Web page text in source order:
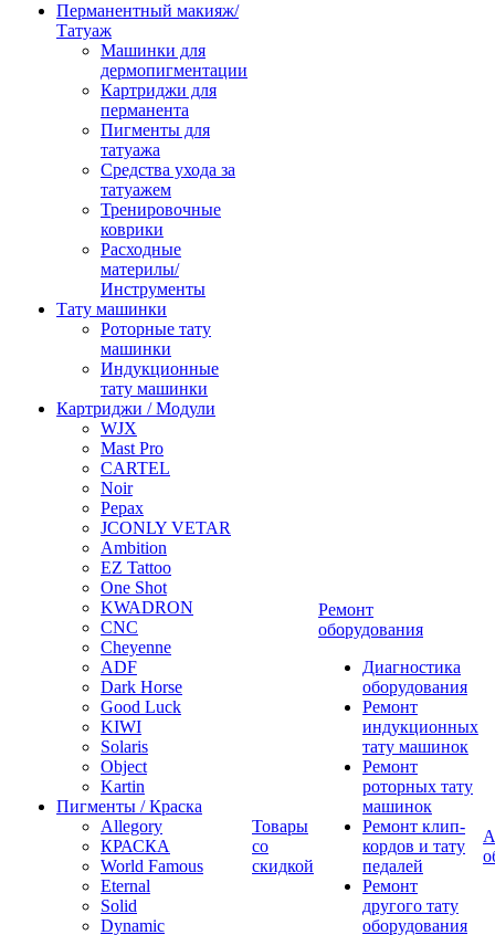
Перманентный макияж/
Татуаж
Машинки для
дермопигментации
Картриджи для
перманента
Пигменты для
татуажа
Средства ухода за
татуажем
Тренировочные
коврики
Расходные
материлы/
Инструменты
Тату машинки
Роторные тату
машинки
Индукционные
тату машинки
Картриджи / Модули
WJX
Mast Pro
CARTEL
Noir
Pepax
JCONLY VETAR
Ambition
EZ Tattoo
One Shot
KWADRON
CNC
Cheyenne
ADF
Dark Horse
Good Luck
KIWI
Solaris
Object
Kartin
Пигменты / Краска
Allegory
КРАСКА
World Famous
Eternal
Solid
Dynamic
Товары
со
скидкой
Ремонт
оборудования
Диагностика
оборудования
Ремонт
индукционных
тату машинок
Ремонт
роторных тату
машинок
Ремонт клип-
кордов и тату
педалей
Ремонт
другого тату
оборудования